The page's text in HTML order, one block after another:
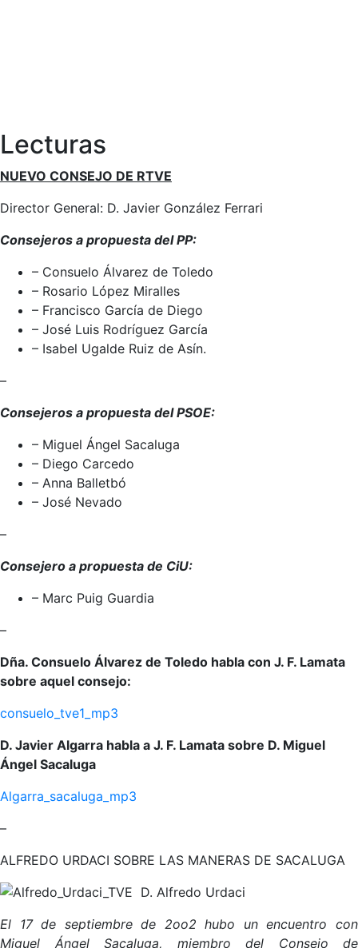
Lecturas
NUEVO CONSEJO DE RTVE
Director General: D. Javier González Ferrari
Consejeros a propuesta del PP:
– Consuelo Álvarez de Toledo
– Rosario López Miralles
– Francisco García de Diego
– José Luis Rodríguez García
– Isabel Ugalde Ruiz de Asín.
–
Consejeros a propuesta del PSOE:
– Miguel Ángel Sacaluga
– Diego Carcedo
– Anna Balletbó
– José Nevado
–
Consejero a propuesta de CiU:
– Marc Puig Guardia
–
Dña. Consuelo Álvarez de Toledo habla con J. F. Lamata
sobre aquel consejo:
consuelo_tve1_mp3
D. Javier Algarra habla a J. F. Lamata sobre D. Miguel
Ángel Sacaluga
Algarra_sacaluga_mp3
–
ALFREDO URDACI SOBRE LAS MANERAS DE SACALUGA
D. Alfredo Urdaci
El 17 de septiembre de 2oo2 hubo un encuentro con
Miguel Ángel Sacaluga, miembro del Consejo de